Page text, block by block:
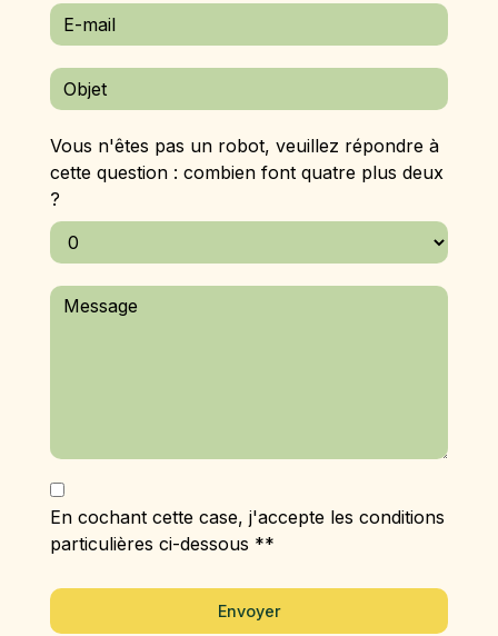
Vous n'êtes pas un robot, veuillez répondre à
cette question : combien font quatre plus deux
?
En cochant cette case, j'accepte les conditions
particulières ci-dessous **
Envoyer